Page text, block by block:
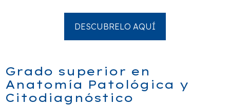
DESCUBRELO AQUÍ
Grado superior en
Anatomía Patológica y
Citodiagnóstico